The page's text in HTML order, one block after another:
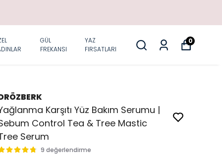
GÜL
FREKANSI
YAZ
FIRSATLARI
0
Karşıtı Yüz Bakım Serumu |
Control Tea & Tree Mastic
Serum
9 değerlendirme